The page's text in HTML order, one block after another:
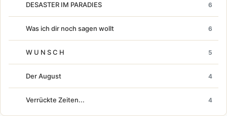
DESASTER IM PARADIES 6
Was ich dir noch sagen wollt 6
W U N S C H 5
Der August 4
Verrückte Zeiten... 4